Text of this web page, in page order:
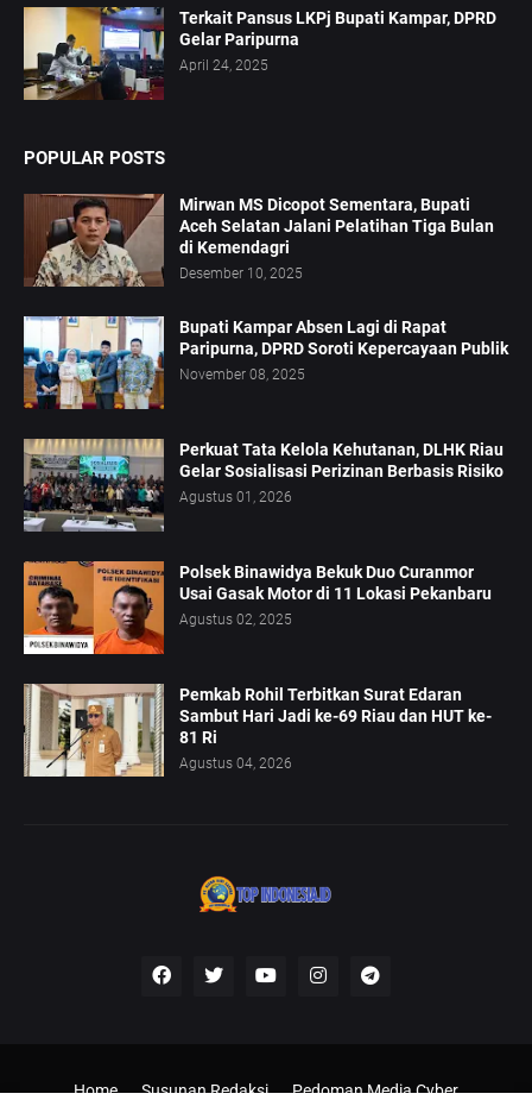
Terkait Pansus LKPj Bupati Kampar, DPRD
Gelar Paripurna
April 24, 2025
POPULAR POSTS
Mirwan MS Dicopot Sementara, Bupati
Aceh Selatan Jalani Pelatihan Tiga Bulan
di Kemendagri
Desember 10, 2025
Bupati Kampar Absen Lagi di Rapat
Paripurna, DPRD Soroti Kepercayaan Publik
November 08, 2025
Perkuat Tata Kelola Kehutanan, DLHK Riau
Gelar Sosialisasi Perizinan Berbasis Risiko
Agustus 01, 2026
Polsek Binawidya Bekuk Duo Curanmor
Usai Gasak Motor di 11 Lokasi Pekanbaru
Agustus 02, 2025
Pemkab Rohil Terbitkan Surat Edaran
Sambut Hari Jadi ke-69 Riau dan HUT ke-
81 Ri
Agustus 04, 2026
Home Susunan Redaksi Pedoman Media Cyber